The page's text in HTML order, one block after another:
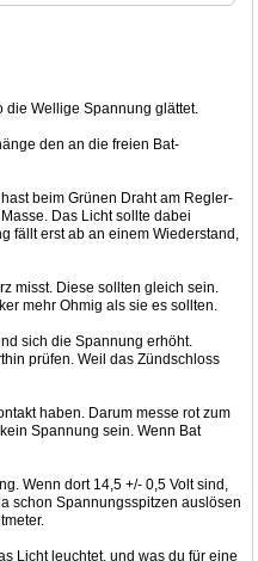
die Wellige Spannung glättet.
den an die freien Bat-
beim Grünen Draht am Regler-
Das Licht sollte dabei
fällt erst ab an einem Wiederstand,
misst. Diese sollten gleich sein.
mehr Ohmig als sie es sollten.
sich die Spannung erhöht.
prüfen. Weil das Zündschloss
haben. Darum messe rot zum
Spannung sein. Wenn Bat
Wenn dort 14,5 +/- 0,5 Volt sind,
schon Spannungsspitzen auslösen
Licht leuchtet. und was du für eine